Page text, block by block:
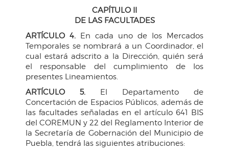
CAPÍTULO II
DE LAS FACULTADES
ARTÍCULO 4. En cada uno de los Mercados
Temporales se nombrará a un Coordinador, el
cual estará adscrito a la Dirección, quién será
el responsable del cumplimiento de los
presentes Lineamientos.
ARTÍCULO 5. El Departamento de
Concertación de Espacios Públicos, además de
las facultades señaladas en el artículo 641 BIS
del COREMUN y 22 del Reglamento Interior de
la Secretaría de Gobernación del Municipio de
Puebla, tendrá las siguientes atribuciones: